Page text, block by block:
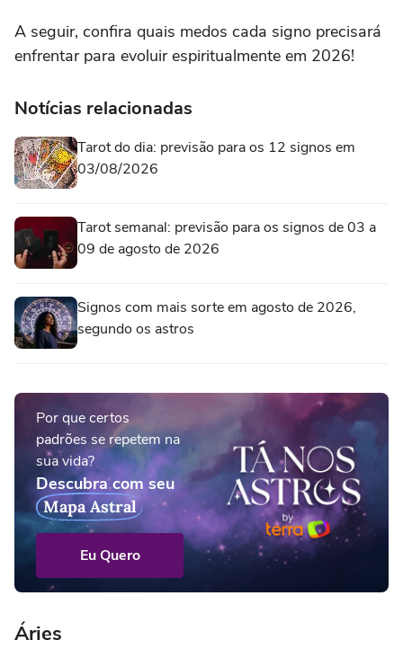
A seguir, confira quais medos cada signo precisará
enfrentar para evoluir espiritualmente em 2026!
Notícias relacionadas
Tarot do dia: previsão para os 12 signos em
03/08/2026
Tarot semanal: previsão para os signos de 03 a
09 de agosto de 2026
Signos com mais sorte em agosto de 2026,
segundo os astros
Por que certos
padrões se repetem na
sua vida?
Descubra com seu
Mapa Astral
Eu Quero
Áries